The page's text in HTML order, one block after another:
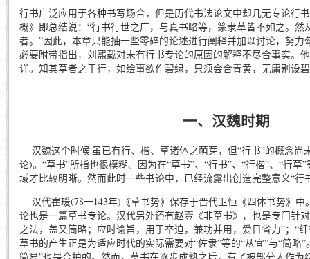
行书广泛应用于各种书写场合，但是历代书法论文中却几无专论行
概》即总结说：“行书行世之广，与真书略等，篆隶草皆不如之。然
者。”因此，本章只能抽一些零碎的论述进行阐释并加以讨论，努力
必要附带指出，刘熙载对未有行书专论的原因的解释不尽合事实。
详。知其草者之于行，如绘事欲作碧绿，只须会合青黄，无庸别设
一、汉魏时期
汉魏这个时候.虽已有行、楷、草诸体之萌芽，但“行书”的概念尚
论)。“草书”所指也很模糊。因为在“草书”、“行书”、“行楷”、“行
域才比较明晰。然而此时一些书论中，已经流露出创造完整意义“行
汉代崔瑗(78一143年)《草书势》保存于晋代卫恒《四体书势》中
论也是一篇草书专论。汉代另外还有赵壹《非草书》，也是专门针
之法，盖又简略；应时谕旨，用于卒迫，兼功并用，爱日省力”；“
草书的产生正是为适应时代的实际需要对“佐隶”等的“从宜”与“简略
简易”也是合拍的。然而，草书在逐步成熟之后，有了被部分人作为